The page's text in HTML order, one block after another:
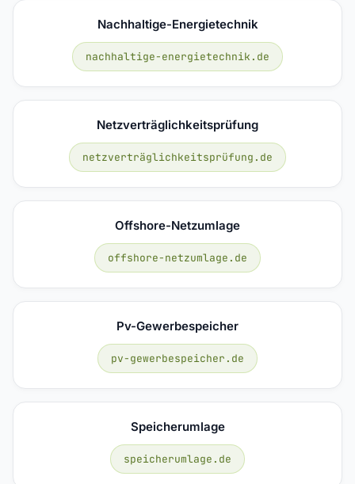
Nachhaltige-Energietechnik
nachhaltige-energietechnik.de
Netzverträglichkeitsprüfung
netzverträglichkeitsprüfung.de
Offshore-Netzumlage
offshore-netzumlage.de
Pv-Gewerbespeicher
pv-gewerbespeicher.de
Speicherumlage
speicherumlage.de